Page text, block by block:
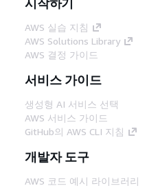
AWS 실습 지침
AWS Solutions Library
AWS 결정 가이드
서비스 가이드
생성형 AI 서비스 선택
AWS 서비스 가이드
GitHub의 AWS CLI 지침
개발자 도구
AWS 코드 예시 라이브러리